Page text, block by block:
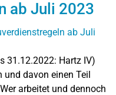
ab Juli 2023
31.12.2022: Hartz IV)
und davon einen Teil
arbeitet und dennoch